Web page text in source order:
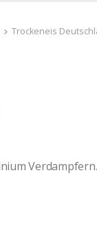
Trockeneis